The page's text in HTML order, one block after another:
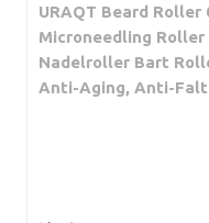
URAQT Beard
Microneedling Roller
Nadelroller Bart
Anti-Aging, Anti-